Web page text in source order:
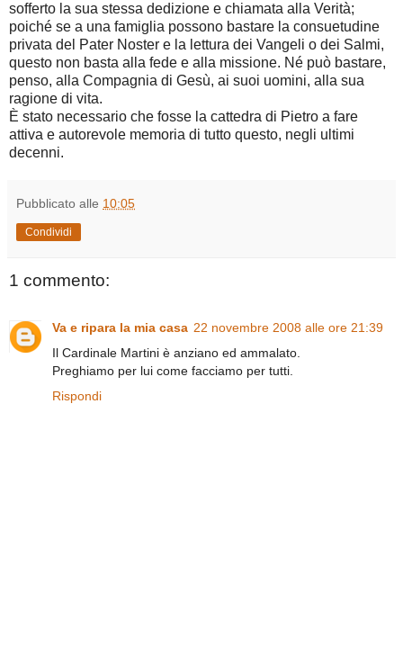
sofferto la sua stessa dedizione e chiamata alla Verità;
poiché se a una famiglia possono bastare la consuetudine
privata del Pater Noster e la lettura dei Vangeli o dei Salmi,
questo non basta alla fede e alla missione. Né può bastare,
penso, alla Compagnia di Gesù, ai suoi uomini, alla sua
ragione di vita.
È stato necessario che fosse la cattedra di Pietro a fare
attiva e autorevole memoria di tutto questo, negli ultimi
decenni.
Pubblicato alle 10:05
Condividi
1 commento:
Va e ripara la mia casa 22 novembre 2008 alle ore 21:39
Il Cardinale Martini è anziano ed ammalato.
Preghiamo per lui come facciamo per tutti.
Rispondi